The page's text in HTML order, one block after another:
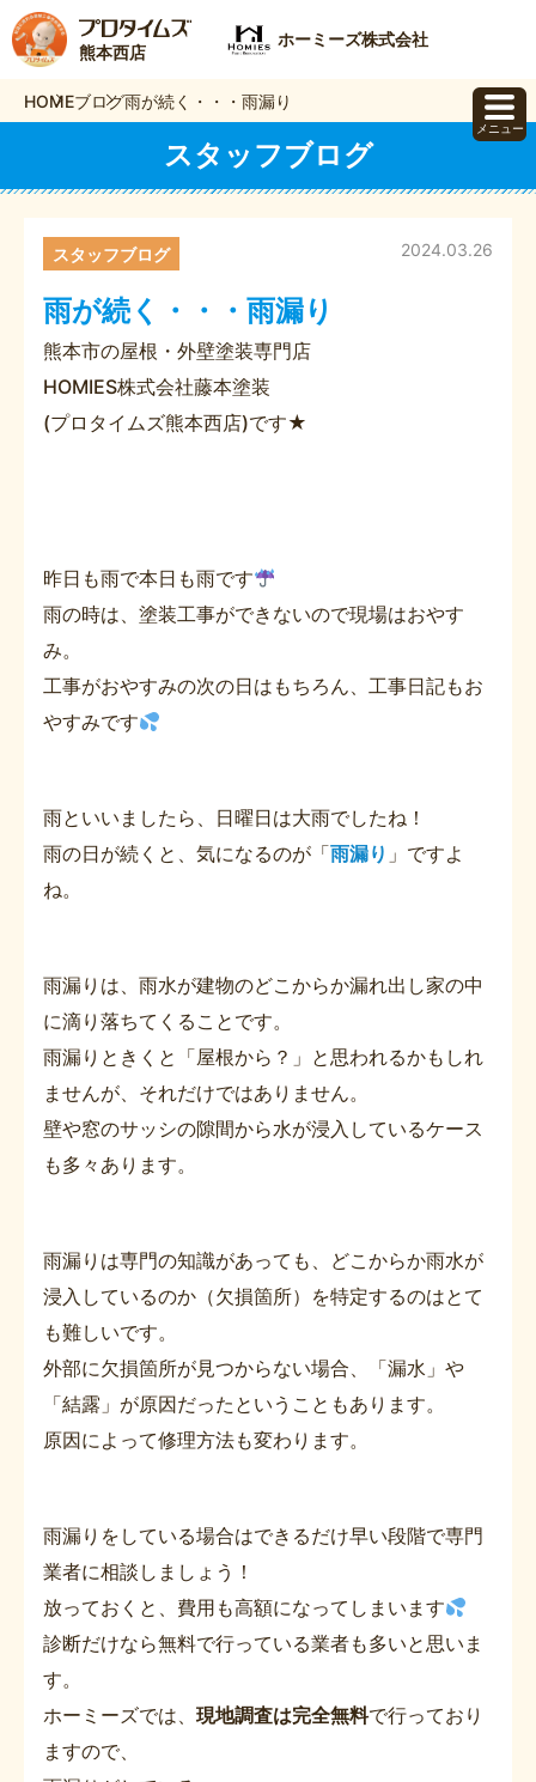
熊本西店
ホーミーズ株式会社
HOMEブログ雨が続く・・・雨漏り
スタッフブログ
雨が続く・・・雨漏り
2024.03.26
スタッフブログ
熊本市の屋根・外壁塗装専門店
HOMIES株式会社藤本塗装
(プロタイムズ熊本西店)です★
昨日も雨で本日も雨です
雨の時は、塗装工事ができないので現場はおやす
み。
工事がおやすみの次の日はもちろん、工事日記もお
やすみです
雨といいましたら、日曜日は大雨でしたね！
雨の日が続くと、気になるのが「雨漏り 」ですよ
ね。
雨漏りは、雨水が建物のどこからか漏れ出し家の中
に滴り落ちてくることです。
雨漏りときくと「屋根から？」と思われるかもしれ
ませんが、それだけではありません。
壁や窓のサッシの隙間から水が浸入しているケース
も多々あります。
雨漏りは専門の知識があっても、どこからか雨水が
浸入しているのか（欠損箇所）を特定するのはとて
も難しいです。
外部に欠損箇所が見つからない場合、「漏水」や
「結露」が原因だったということもあります。
原因によって修理方法も変わります。
雨漏りをしている場合はできるだけ早い段階で専門
業者に相談しましょう！
放っておくと、費用も高額になってしまいます
診断だけなら無料で行っている業者も多いと思いま
す。
ホーミーズでは、 現地調査は完全無料で行っており
ますので、
メニュー